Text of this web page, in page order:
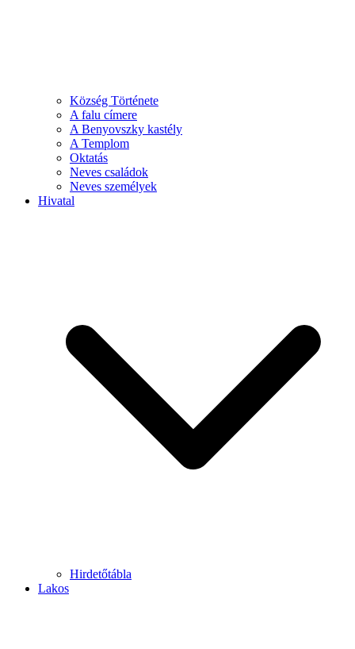
Község Története
A falu címere
A Benyovszky kastély
A Templom
Oktatás
Neves családok
Neves személyek
Hivatal
Hirdetőtábla
Lakos